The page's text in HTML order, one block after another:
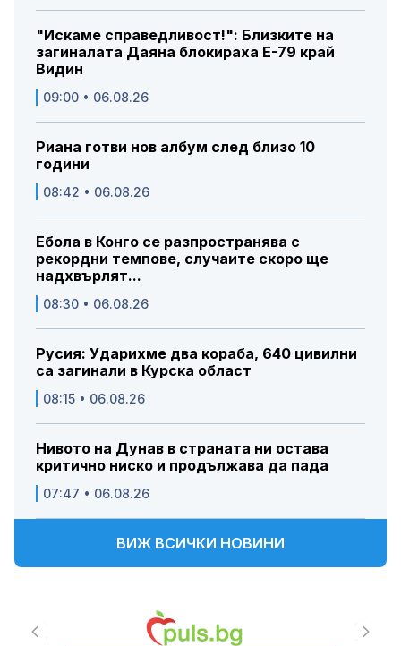
"Искаме справедливост!": Близките на
загиналата Даяна блокираха Е-79 край
Видин
09:00 • 06.08.26
Риана готви нов албум след близо 10
години
08:42 • 06.08.26
Ебола в Конго се разпространява с
рекордни темпове, случаите скоро ще
надхвърлят...
08:30 • 06.08.26
Русия: Ударихме два кораба, 640 цивилни
са загинали в Курска област
08:15 • 06.08.26
Нивото на Дунав в страната ни остава
критично ниско и продължава да пада
07:47 • 06.08.26
ВИЖ ВСИЧКИ НОВИНИ